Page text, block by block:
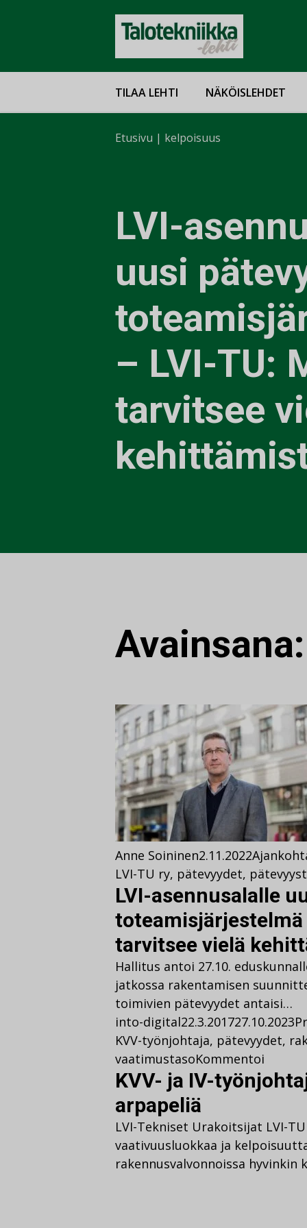
TILAA LEHTI NÄKÖISLEHDET
Etusivu | kelpoisuus
LVI-
uusi
– LVI-TU:
tarvitsee
Anne Soininen2.11.2022
LVI-TU ry, pätevyydet,
LVI-asennusalalle
toteamisjärjestelmä
tarvitsee vielä
Hallitus antoi 27.10.
jatkossa rakentamisen
toimivien pätevyydet antaisi…
into-digital22.3.201727.10.2023
KVV-työnjohtaja, pätevyydet,
vaatimustasoKommentoi
KVV- ja IV-
arpapeliä
LVI-Tekniset Urakoitsijat LVI-
vaativuusluokkaa ja
rakennusvalvonnoissa hyvinkin